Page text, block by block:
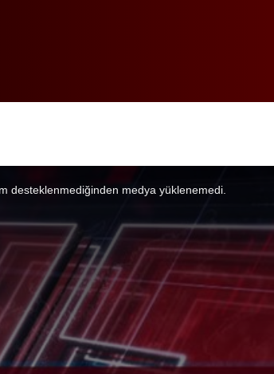
desteklenmediğinden medya yüklenemedi.